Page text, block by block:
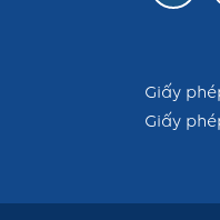
Giấy
Giấy